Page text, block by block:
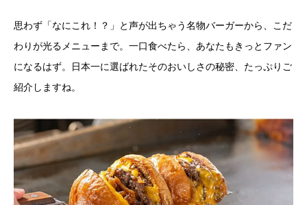
思わず「なにこれ！？」と声が出ちゃう名物バーガーから、こだ
わりが光るメニューまで。一口食べたら、あなたもきっとファン
になるはず。日本一に選ばれたそのおいしさの秘密、たっぷりご
紹介しますね。